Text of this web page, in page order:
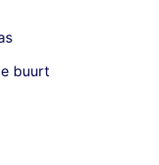
buurt